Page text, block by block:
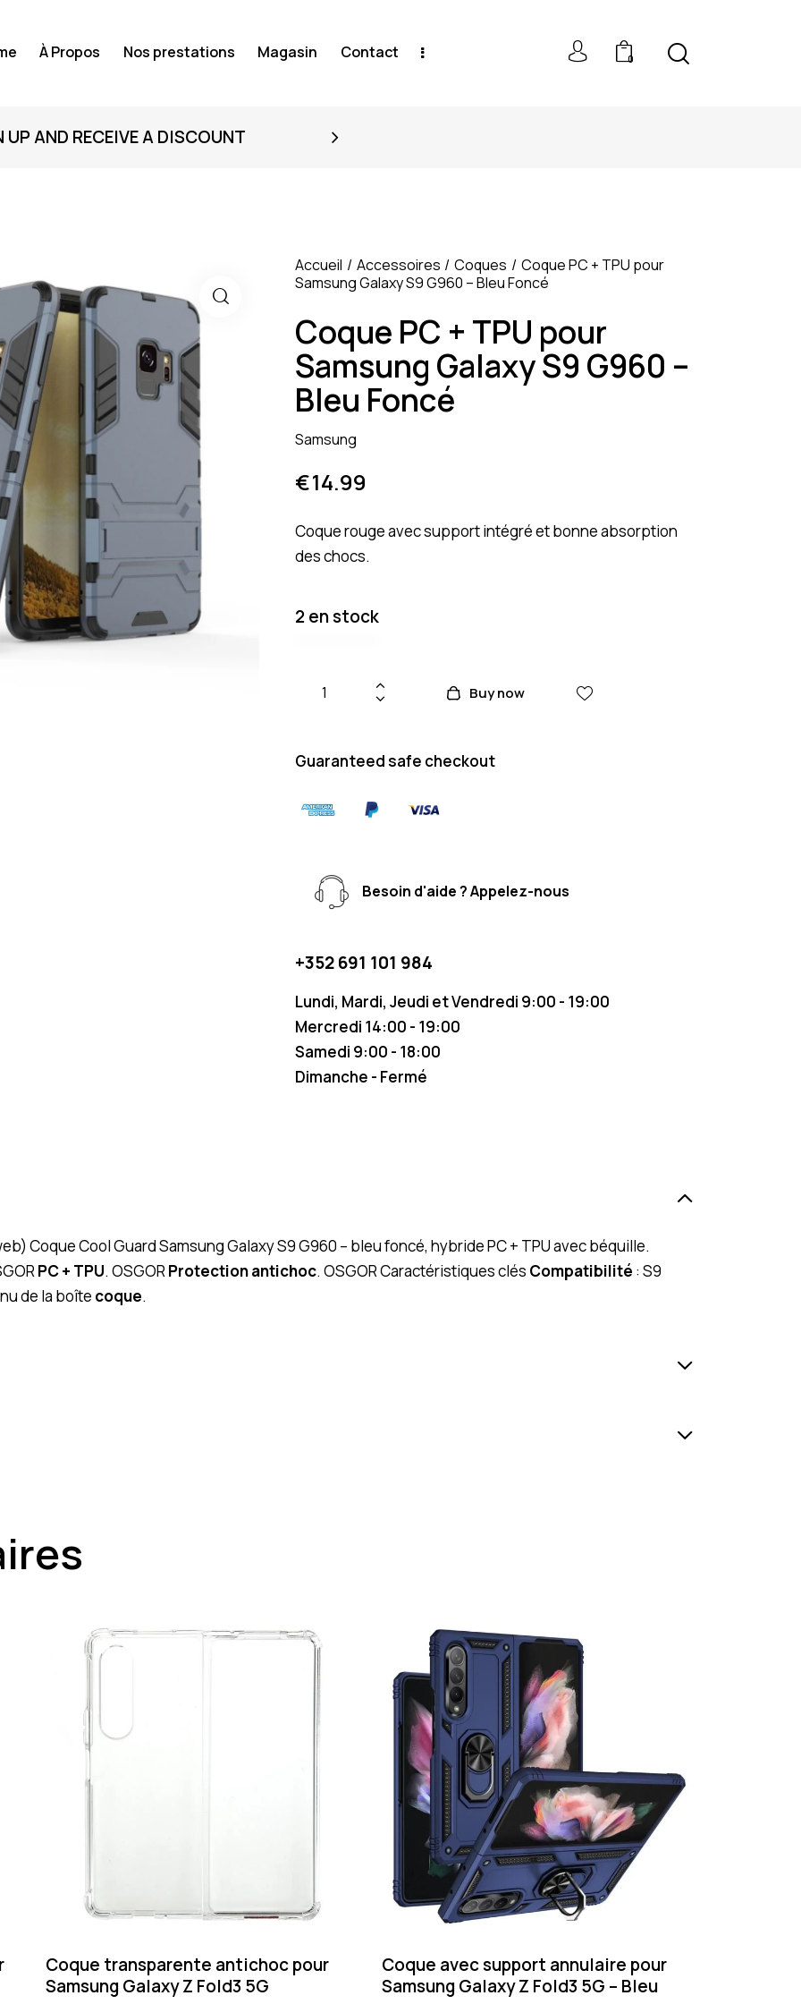
À Propos Nos prestations Magasin Contact 0
UP AND RECEIVE A DISCOUNT
Accueil Accessoires Coques
Coque PC + TPU pour
Samsung Galaxy S9 G960 – Bleu Foncé
Coque PC + TPU pour
Samsung Galaxy S9 G960 –
Bleu Foncé
Samsung
€14.99
Coque rouge avec support intégré et bonne absorption
des chocs.
2 en stock
Buy now
Guaranteed safe checkout
Besoin d'aide ? Appelez-nous
+352 691 101 984
Lundi, Mardi, Jeudi et Vendredi 9:00 - 19:00
Mercredi 14:00 - 19:00
Samedi 9:00 - 18:00
Dimanche - Fermé
Coque Cool Guard Samsung Galaxy S9 G960 – bleu foncé, hybride PC + TPU avec béquille.
PC + TPU. OSGORProtection antichoc. OSGOR Caractéristiques clés Compatibilité : S9
de la boîte coque.
Coque transparente antichoc pour
Samsung Galaxy Z Fold3 5G
Coque avec support annulaire pour
Samsung Galaxy Z Fold3 5G – Bleu